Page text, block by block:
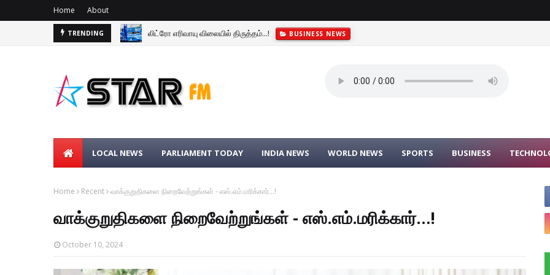
Home About
TRENDING லிட்ரோ எரிவாயு விலையில் திருத்தம்...! BUSINESS NEWS
LOCAL NEWS PARLIAMENT TODAY INDIA NEWS WORLD NEWS SPORTS BUSINESS
Home Recent வாக்குறுதிகளை நிறைவேற்றுங்கள் - எஸ்.எம்.மரிக்கார்…!
வாக்குறுதிகளை நிறைவேற்றுங்கள் - எஸ்.எம்.மரிக்கார்…!
October 10, 2024